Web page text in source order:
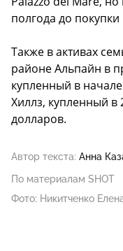
полгода до
Также в активах
районе Альпайн в
купленный в
Хиллз, купленный в
долларов.
Автор текста: Анна
По материалам SHOT
Фото: Никитченко